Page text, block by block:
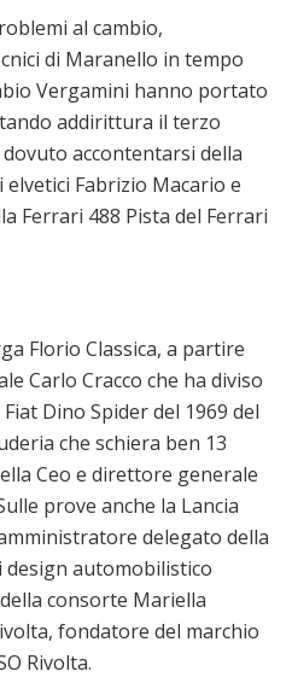
al cambio,
di Maranello in tempo
Vergamini hanno portato
addirittura il terzo
accontentarsi della
Fabrizio Macario e
Ferrari 488 Pista del Ferrari
Florio Classica, a partire
Carlo Cracco che ha diviso
Dino Spider del 1969 del
che schiera ben 13
Ceo e direttore generale
prove anche la Lancia
delegato della
design automobilistico
consorte Mariella
fondatore del marchio
Rivolta.